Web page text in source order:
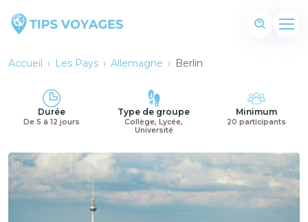
Accueil › Les Pays › Allemagne › Berlin
Durée
De 5 à 12 jours
Type de groupe
Collège, Lycée,
Université
Minimum
20 participants